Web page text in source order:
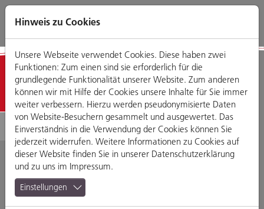
Direkt
zum
Zum
Hauptmenü
Zum
Footermenü
Zur
Website-
Detailansicht
Dean & David
Hinweis zu Cookies
Unsere Webseite verwendet Cookies. Diese haben zwei
Funktionen: Zum einen sind sie erforderlich für die
grundlegende Funktionalität unserer Website. Zum anderen
können wir mit Hilfe der Cookies unsere Inhalte für Sie immer
weiter verbessern. Hierzu werden pseudonymisierte Daten
von Website-Besuchern gesammelt und ausgewertet. Das
Einverständnis in die Verwendung der Cookies können Sie
jederzeit widerrufen. Weitere Informationen zu Cookies auf
dieser Website finden Sie in unserer Datenschutzerklärung
und zu uns im Impressum.
Einstellungen